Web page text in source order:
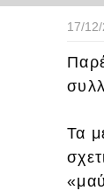
17/
Τα